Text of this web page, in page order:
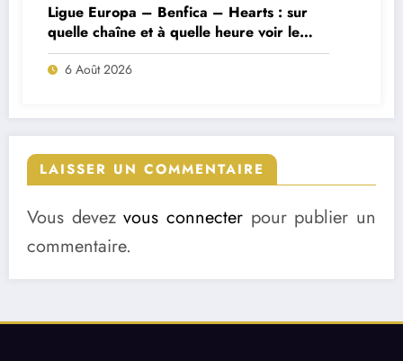
Ligue Europa – Benfica – Hearts : sur
quelle chaîne et à quelle heure voir le
match ?
6 Août 2026
LAISSER UN COMMENTAIRE
Vous devezvous connecter pour publier un
commentaire.